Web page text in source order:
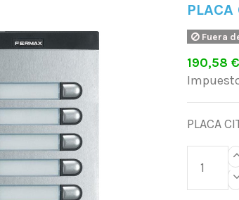
Fuera
190,58 €
PLACA